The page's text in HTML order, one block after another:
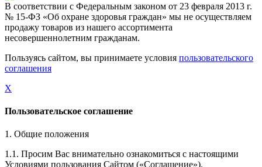
В соответствии с Федеральным законом от 23 февраля 2013 г.
№ 15-ФЗ «Об охране здоровья граждан» мы не осуществляем
продажу товаров из нашего ассортимента
несовершеннолетним гражданам.
Пользуясь сайтом, вы принимаете условия пользовательского
соглашения
X
Пользовательское соглашение
1. Общие положения
1.1. Просим Вас внимательно ознакомиться с настоящими
Условиями пользования Сайтом («Соглашение»).